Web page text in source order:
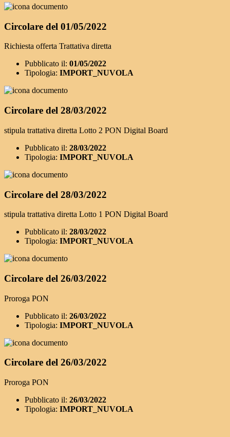
Circolare del 01/05/2022
Richiesta offerta Trattativa diretta
Pubblicato il: 01/05/2022
Tipologia: IMPORT_NUVOLA
Circolare del 28/03/2022
stipula trattativa diretta Lotto 2 PON Digital Board
Pubblicato il: 28/03/2022
Tipologia: IMPORT_NUVOLA
Circolare del 28/03/2022
stipula trattativa diretta Lotto 1 PON Digital Board
Pubblicato il: 28/03/2022
Tipologia: IMPORT_NUVOLA
Circolare del 26/03/2022
Proroga PON
Pubblicato il: 26/03/2022
Tipologia: IMPORT_NUVOLA
Circolare del 26/03/2022
Proroga PON
Pubblicato il: 26/03/2022
Tipologia: IMPORT_NUVOLA